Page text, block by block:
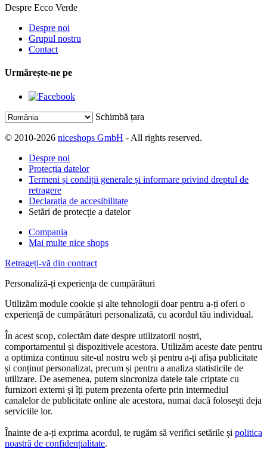
Despre Ecco Verde
Despre noi
Grupul nostru
Contact
Urmărește-ne pe
Schimbă țara
© 2010-2026 niceshops GmbH - All rights reserved.
Despre noi
Protecția datelor
Termeni și condiții generale și informare privind dreptul de
retragere
Declarația de accesibilitate
Setări de protecție a datelor
Compania
Mai multe nice shops
Retrageți-vă din contract
Personaliză-ți experiența de cumpărături
Utilizăm module cookie și alte tehnologii doar pentru a-ți oferi o
experiență de cumpărături personalizată, cu acordul tău individual.
În acest scop, colectăm date despre utilizatorii noștri,
comportamentul și dispozitivele acestora. Utilizăm aceste date pentru
a optimiza continuu site-ul nostru web și pentru a-ți afișa publicitate
și conținut personalizat, precum și pentru a analiza statisticile de
utilizare. De asemenea, putem sincroniza datele tale criptate cu
furnizori externi și îți putem prezenta oferte prin intermediul
canalelor de publicitate online ale acestora, numai dacă folosești deja
serviciile lor.
Înainte de a-ți exprima acordul, te rugăm să verifici setările și politica
noastră de confidențialitate.